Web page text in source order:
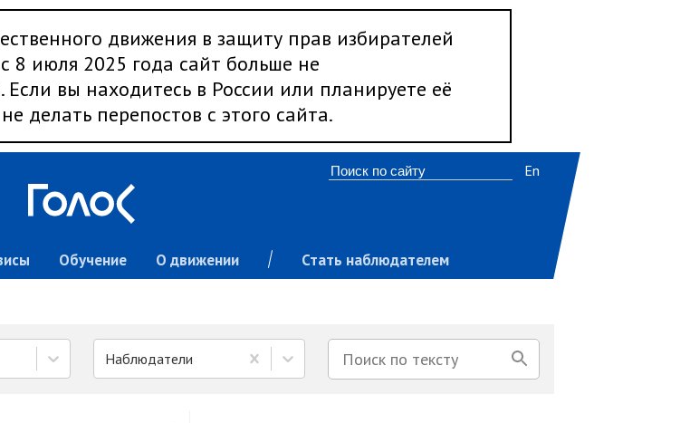
движения в защиту прав избирателей
8 июля 2025 года сайт больше не
вы находитесь в России или планируете её
делать перепостов с этого сайта.
Обучение О движении Стать наблюдателем
En
Наблюдатели